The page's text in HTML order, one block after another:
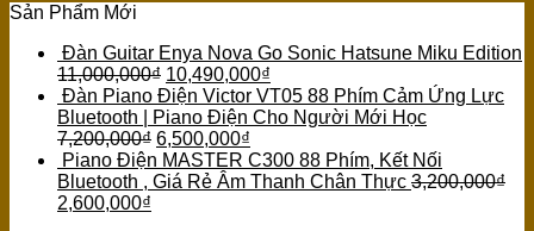
Sản Phẩm Mới
Đàn Guitar Enya Nova Go Sonic Hatsune Miku Edition
11,000,000₫ 10,490,000₫
Đàn Piano Điện Victor VT05 88 Phím Cảm Ứng Lực
Bluetooth | Piano Điện Cho Người Mới Học
7,200,000₫ 6,500,000₫
Piano Điện MASTER C300 88 Phím, Kết Nối
Bluetooth , Giá Rẻ Âm Thanh Chân Thực 3,200,000₫
2,600,000₫